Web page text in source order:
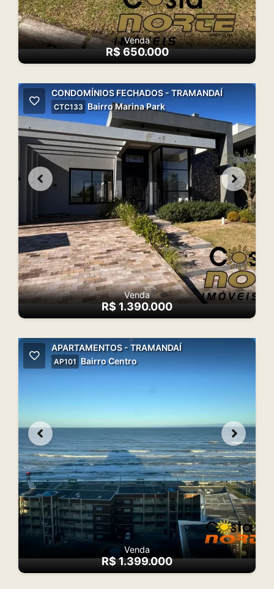
Venda
R$ 650.000
CONDOMÍNIOS FECHADOS - TRAMANDAÍ
CTC133 Bairro Marina Park
Venda
R$ 1.390.000
APARTAMENTOS - TRAMANDAÍ
AP101 Bairro Centro
Venda
R$ 1.399.000